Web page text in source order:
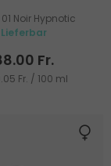
Noir Hypnotic
Lieferbar
Fr.
Fr. / 100 ml